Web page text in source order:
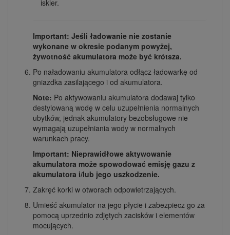
iskier.
Important: Jeśli ładowanie nie zostanie
wykonane w okresie podanym powyżej,
żywotność akumulatora może być krótsza.
Po naładowaniu akumulatora odłącz ładowarkę od
gniazdka zasilającego i od akumulatora.
Note: Po aktywowaniu akumulatora dodawaj tylko
destylowaną wodę w celu uzupełnienia normalnych
ubytków, jednak akumulatory bezobsługowe nie
wymagają uzupełniania wody w normalnych
warunkach pracy.
Important: Nieprawidłowe aktywowanie
akumulatora może spowodować emisję gazu z
akumulatora i/lub jego uszkodzenie.
Zakręć korki w otworach odpowietrzających.
Umieść akumulator na jego płycie i zabezpiecz go za
pomocą uprzednio zdjętych zacisków i elementów
mocujących.